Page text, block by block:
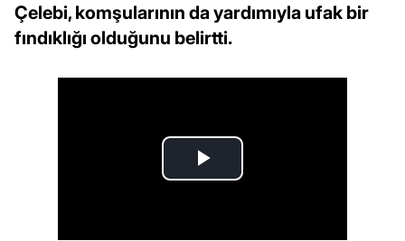
Çelebi, komşularının da yardımıyla ufak bir
fındıklığı olduğunu belirtti.